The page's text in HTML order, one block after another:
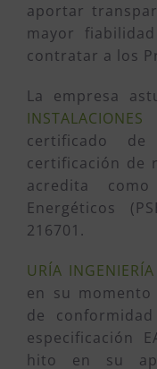
aportar
mayor
contratar a los
La empresa
certificado
certificación de
acredita
Energéticos
216701.
URÍA
en su
de
especificación
hito en su